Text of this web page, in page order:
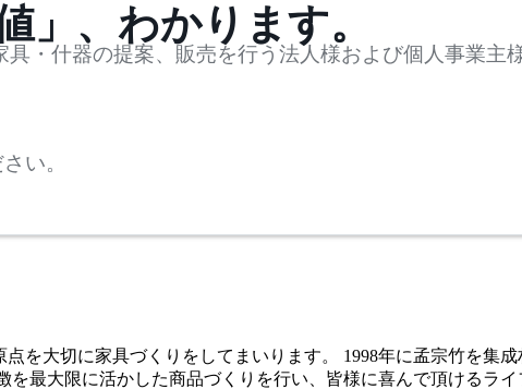
」、わかります。
・什器の提案、販売を行う法人様および個人事業主
い。
を大切に家具づくりをしてまいります。 1998年に孟宗竹を集
最大限に活かした商品づくりを行い、皆様に喜んで頂けるラ